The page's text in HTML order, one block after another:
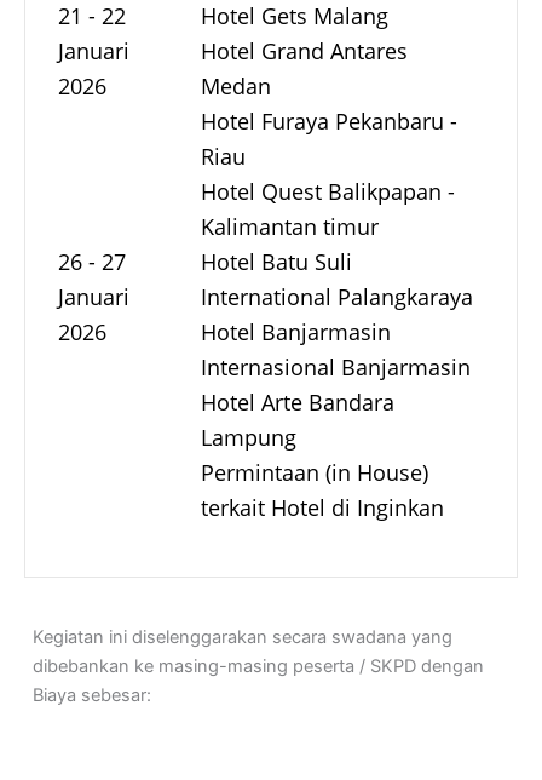
21 - 22
Januari
2026
26 - 27
Januari
2026
Hotel Gets Malang
Hotel Grand Antares
Medan
Hotel Furaya Pekanbaru -
Riau
Hotel Quest Balikpapan -
Kalimantan timur
Hotel Batu Suli
International Palangkaraya
Hotel Banjarmasin
Internasional Banjarmasin
Hotel Arte Bandara
Lampung
Permintaan (in House)
terkait Hotel di Inginkan
Kegiatan ini diselenggarakan secara swadana yang
dibebankan ke masing-masing peserta / SKPD dengan
Biaya sebesar: